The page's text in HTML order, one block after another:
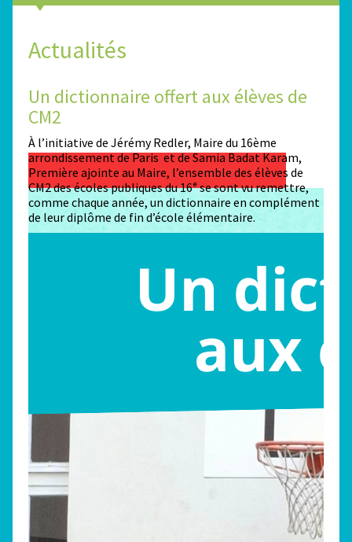
Actualités
Un dictionnaire offert aux élèves de
CM2
À l’initiative de Jérémy Redler, Maire du 16ème
arrondissement de Paris et de Samia Badat Karam,
Première ajointe au Maire, l’ensemble des élèves de
CM2 des écoles publiques du 16ᵉ se sont vu remettre,
comme chaque année, un dictionnaire en complément
de leur diplôme de fin d’école élémentaire.